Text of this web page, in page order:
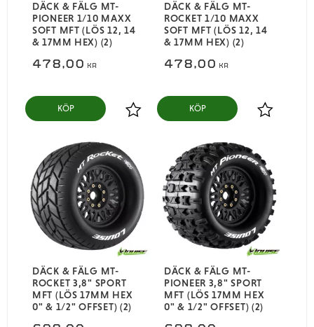
DÄCK & FÄLG MT-
PIONEER 1/10 MAXX
SOFT MFT (LÖS 12, 14
& 17MM HEX) (2)
478,00 KR
Lägg till i favoriter
KÖP
DÄCK & FÄLG MT-
ROCKET 1/10 MAXX
SOFT MFT (LÖS 12, 14
& 17MM HEX) (2)
478,00 KR
Lägg till i
KÖP
DÄCK & FÄLG MT-
ROCKET 3,8" SPORT
MFT (LÖS 17MM HEX
0" & 1/2" OFFSET) (2)
DÄCK & FÄLG MT-
PIONEER 3,8" SPORT
MFT (LÖS 17MM HEX
0" & 1/2" OFFSET) (2)